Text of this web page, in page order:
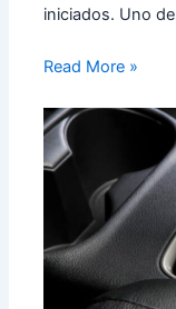
iniciados. Uno
Read More »